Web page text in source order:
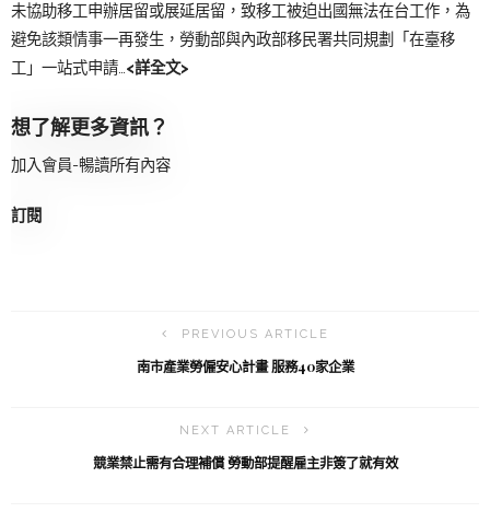
未協助移工申辦居留或展延居留，致移工被迫出國無法在台工作，為
避免該類情事一再發生，勞動部與內政部移民署共同規劃「在臺移
工」一站式申請… <詳全文>
想了解更多資訊？
加入會員-暢讀所有內容
訂閱
PREVIOUS ARTICLE
南市產業勞僱安心計畫 服務40家企業
NEXT ARTICLE
競業禁止需有合理補償 勞動部提醒雇主非簽了就有效